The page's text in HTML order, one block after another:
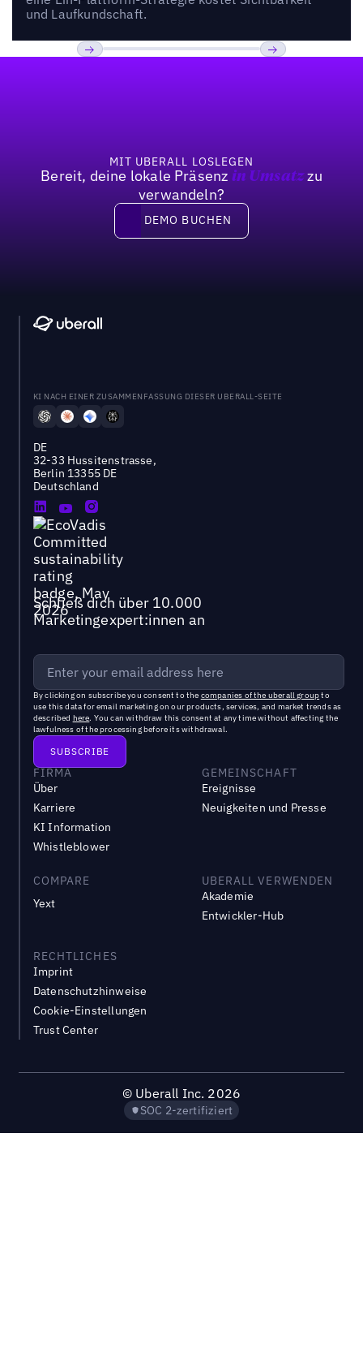
und Laufkundschaft.
MIT UBERALL LOSLEGEN
Bereit, deine lokale Präsenz in Umsatzzu
verwandeln?
DEMO BUCHEN
DEMO BUCHEN
KI NACH EINER ZUSAMMENFASSUNG DIESER UBERALL-SEITE
DE
32-33 Hussitenstrasse,
Berlin 13355 DE
Deutschland
Schließ dich über 10.000
Marketingexpert:innen an
By clicking on subscribe you consent to the companies of the uberall groupto
use this data for email marketing on our products, services, and market trends as
described here. You can withdraw this consent at any time without affecting the
lawfulness of the processing before its withdrawal.
FIRMA
Über
Karriere
KI Information
Whistleblower
GEMEINSCHAFT
Ereignisse
Neuigkeiten und Presse
COMPARE
Yext
UBERALL VERWENDEN
Akademie
Entwickler-Hub
RECHTLICHES
Imprint
Datenschutzhinweise
Cookie-Einstellungen
Trust Center
© Uberall Inc. 2026
SOC 2-zertifiziert